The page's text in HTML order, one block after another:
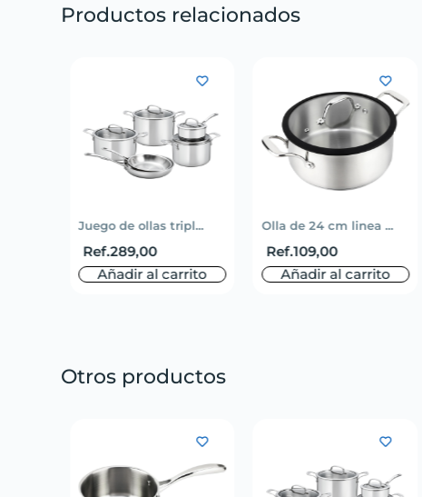
Productos relacionados
Juego de ollas tripl...
Ref.289,00
Añadir al carrito
Olla de 24 cm linea ...
Ref.109,00
Añadir al carrito
Otros productos